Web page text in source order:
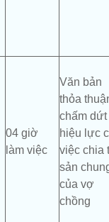
04 giờ
làm việc
Văn bản
thỏa
chấm dứt
hiệu lực
việc chia
sản
của vợ
chồng